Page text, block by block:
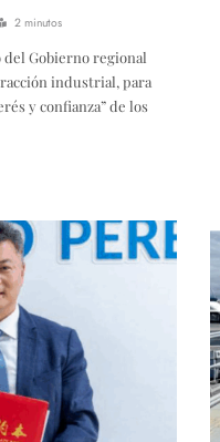
2 minutos
del Gobierno regional
industrial, para
y confianza” de los